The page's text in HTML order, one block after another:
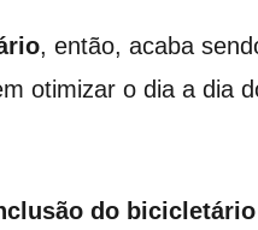
, então, acaba
otimizar o dia a dia
do